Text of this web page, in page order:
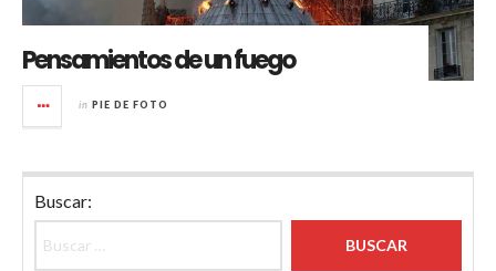
Pensamientos de un fuego
in PIE DE FOTO
Buscar: